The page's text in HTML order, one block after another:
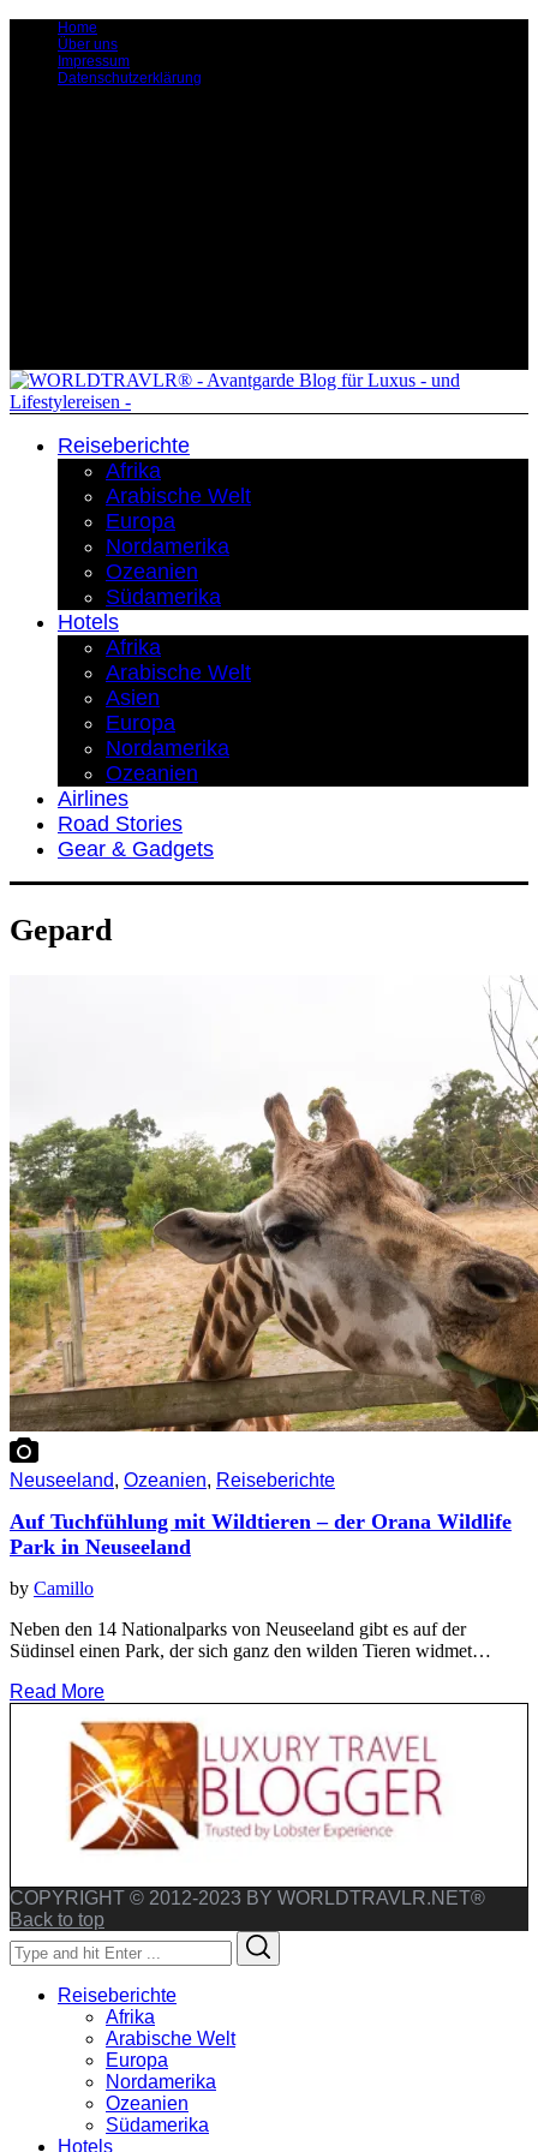
Home
Über uns
Impressum
Datenschutzerklärung
Reiseberichte
Afrika
Arabische Welt
Europa
Nordamerika
Ozeanien
Südamerika
Hotels
Afrika
Arabische Welt
Asien
Europa
Nordamerika
Ozeanien
Airlines
Road Stories
Gear & Gadgets
Gepard
Neuseeland, Ozeanien, Reiseberichte
Auf Tuchfühlung mit Wildtieren – der Orana Wildlife
Park in Neuseeland
by Camillo
Neben den 14 Nationalparks von Neuseeland gibt es auf der
Südinsel einen Park, der sich ganz den wilden Tieren widmet…
Read More
COPYRIGHT © 2012-2023 BY WORLDTRAVLR.NET®
Back to top
Search
for:
Reiseberichte
Afrika
Arabische Welt
Europa
Nordamerika
Ozeanien
Südamerika
Hotels